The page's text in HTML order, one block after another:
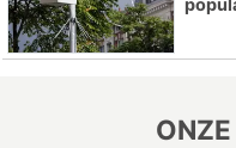
ONZE